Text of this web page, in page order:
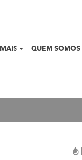
MAIS QUEM SOMOS